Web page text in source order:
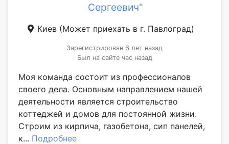
Сергеевич"
Киев (Может приехать в г. Павлоград)
Зарегистрирован 6 лет назад
Был на сайте час назад
Моя команда состоит из профессионалов
своего дела. Основным направлением нашей
деятельности является строительство
коттеджей и домов для постоянной жизни.
Строим из кирпича, газобетона, сип панелей,
к... Подробнее